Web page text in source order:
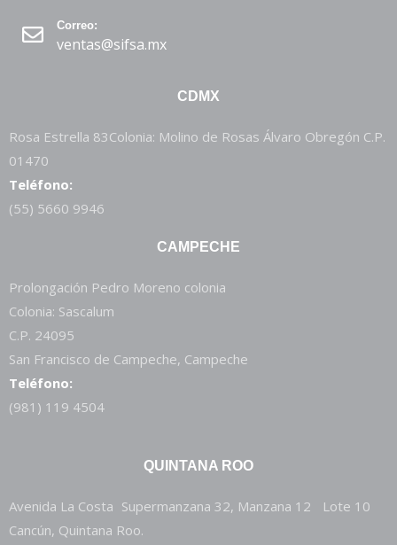
Correo:
ventas@sifsa.mx
CDMX
Rosa Estrella 83Colonia: Molino de Rosas Álvaro Obregón C.P.
01470
Teléfono:
(55) 5660 9946
CAMPECHE
Prolongación Pedro Moreno colonia
Colonia: Sascalum
C.P. 24095
San Francisco de Campeche, Campeche
Teléfono:
(981) 119 4504
QUINTANA ROO
Avenida La Costa Supermanzana 32, Manzana 12 Lote 10
Cancún, Quintana Roo.